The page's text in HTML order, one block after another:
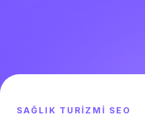
SAĞLIK TURIZMI SEO